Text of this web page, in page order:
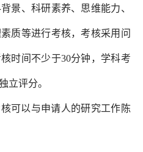
景、科研素养、思维能力、
质等进行考核，考核采用问
时间不少于30分钟，学科考
立评分。
可以与申请人的研究工作陈